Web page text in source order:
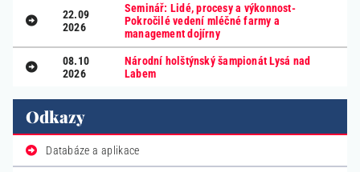
22.09
2026
Seminář: Lidé, procesy a výkonnost-
Pokročilé vedení mléčné farmy a
management dojírny
08.10
2026
Národní holštýnský šampionát Lysá nad
Labem
Odkazy
Databáze a aplikace